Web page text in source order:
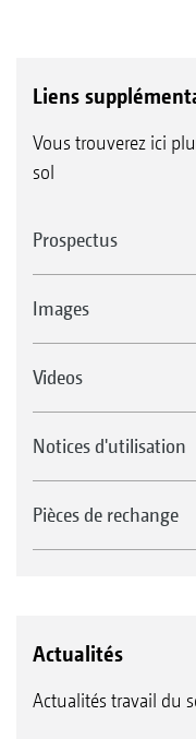
Liens
Vous trouverez ici
sol
Prospectus
Images
Videos
Notices d'utilisation
Pièces de rechange
Actualités
Actualités travail du